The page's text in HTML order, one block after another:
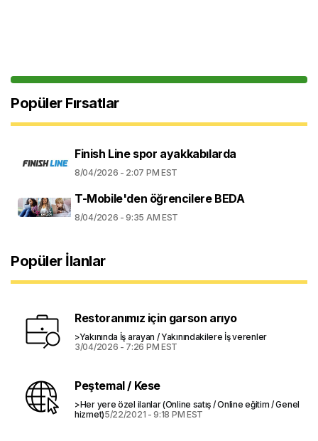
Popüler Fırsatlar
Finish Line spor ayakkabılarda
8/04/2026 - 2:07 PM EST
T-Mobile'den öğrencilere BEDA
8/04/2026 - 9:35 AM EST
Popüler İlanlar
Restoranımız için garson arıyo
>Yakınında İş arayan / Yakınındakilere İş verenler
3/04/2026 - 7:26 PM EST
Peştemal / Kese
>Her yere özel ilanlar (Online satış / Online eğitim / Genel
hizmet)5/22/2021 - 9:18 PM EST